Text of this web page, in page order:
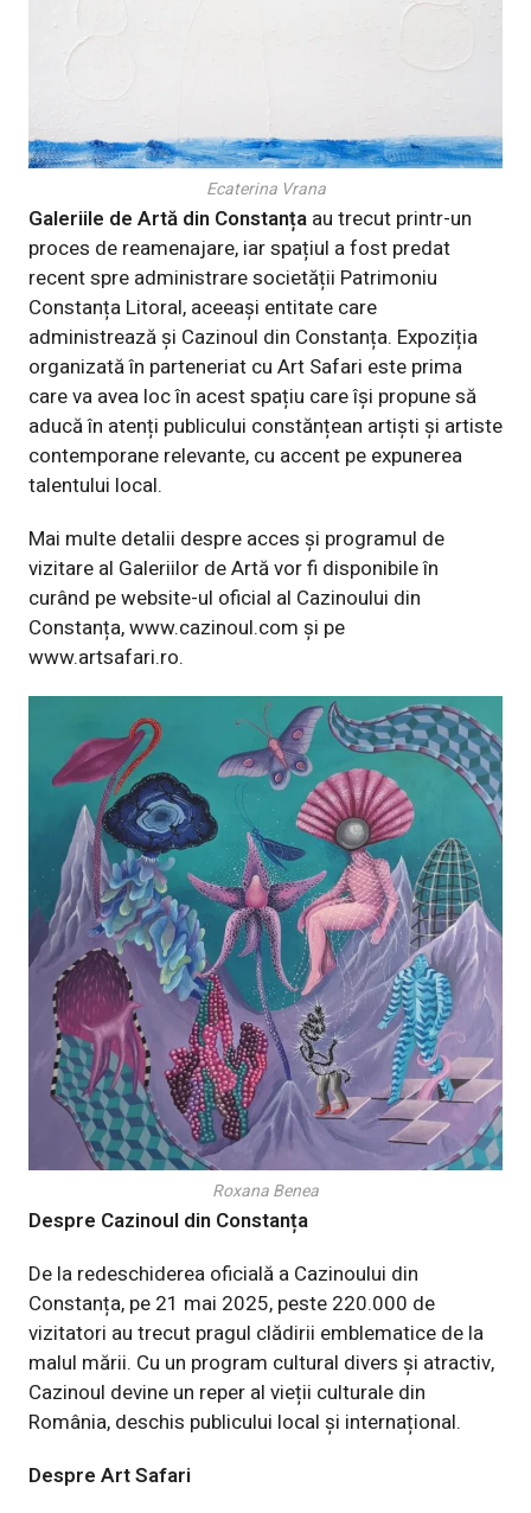
Ecaterina Vrana
Galeriile de Artă din Constanța au trecut printr-un
proces de reamenajare, iar spațiul a fost predat
recent spre administrare societății Patrimoniu
Constanța Litoral, aceeași entitate care
administrează și Cazinoul din Constanța. Expoziția
organizată în parteneriat cu Art Safari este prima
care va avea loc în acest spațiu care își propune să
aducă în atenți publicului constănțean artiști și artiste
contemporane relevante, cu accent pe expunerea
talentului local.
Mai multe detalii despre acces și programul de
vizitare al Galeriilor de Artă vor fi disponibile în
curând pe website-ul oficial al Cazinoului din
Constanța,www.cazinoul.com și pe
www.artsafari.ro.
Roxana Benea
Despre Cazinoul din Constanța
De la redeschiderea oficială a Cazinoului din
Constanța, pe 21 mai 2025, peste 220.000 de
vizitatori au trecut pragul clădirii emblematice de la
malul mării. Cu un program cultural divers și atractiv,
Cazinoul devine un reper al vieții culturale din
România, deschis publicului local și internațional.
Despre Art Safari